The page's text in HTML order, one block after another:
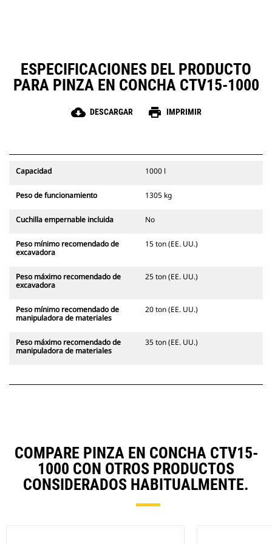
ESPECIFICACIONES DEL PRODUCTO
PARA PINZA EN CONCHA CTV15-1000
cloud_download DESCARGAR print IMPRIMIR
Capacidad 1000 l
Peso de funcionamiento 1305 kg
Cuchilla empernable incluida No
Peso mínimo recomendado de
excavadora
15 ton (EE. UU.)
Peso máximo recomendado de
excavadora
25 ton (EE. UU.)
Peso mínimo recomendado de
manipuladora de materiales
20 ton (EE. UU.)
Peso máximo recomendado de
manipuladora de materiales
35 ton (EE. UU.)
COMPARE PINZA EN CONCHA CTV15-
1000 CON OTROS PRODUCTOS
CONSIDERADOS HABITUALMENTE.